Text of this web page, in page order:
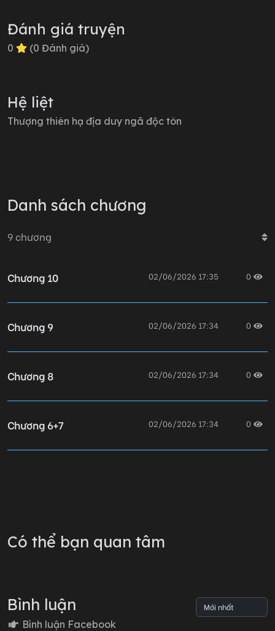
“Không, em sẽ trực tiếp gi*t ch*t hắn.”
Anh ấy đặt bình th/uốc thử xuống, nhìn tôi cười lạnh.
Tôi sợ đến h/ồn vía lên mây, run lẩy bẩy.
“Không thể nào chứ?”
rồi.”
Đánh giá truyện
0 (0 Đánh giá)
Hệ liệt
Thượng thiên hạ địa duy ngã độc tôn
Danh sách chương
9 chương
Chương 10 02/06/2026 17:35 0
Chương 9 02/06/2026 17:34 0
Chương 8 02/06/2026 17:34 0
Chương 6+7 02/06/2026 17:34 0
Chương 02 03/06/2026 12:18 0
Có thể bạn quan tâm
Bình luận
Bình luận Facebook